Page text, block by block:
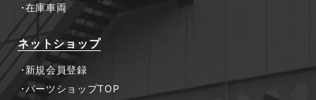
在庫車両
ネットショップ
新規会員登録
パーツショップTOP